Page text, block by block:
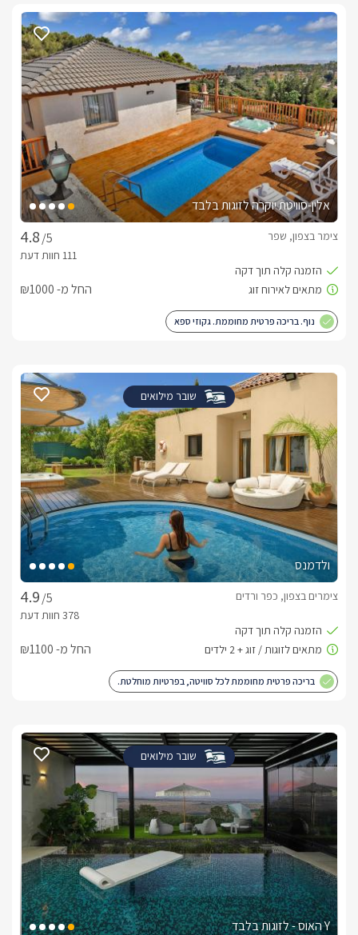
אלין-סוויטת יוקרה לזוגות בלבד
/5
צימר בצפון, שפר
החל מ- ₪1000
נוף. בריכה פרטית מחוממת. גקוזי ספא
שובר מילואים
ולדמנס
/5
צימרים בצפון, כפר ורדים
החל מ- ₪1100
בריכה פרטית מחוממת לכל סוויטה, בפרטיות מוחלטת.
שובר מילואים
Y האוס - לזוגות בלבד